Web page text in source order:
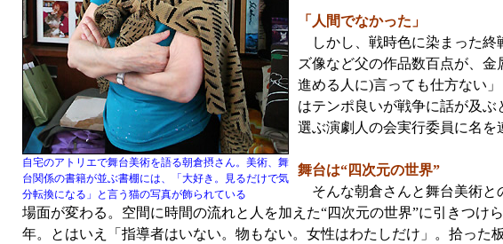
自宅のアトリエで舞台美術を語る朝倉摂さん。美術、舞
台関係の書籍が並ぶ書棚には、「大好き。見るだけで気
分転換になる」と言う猫の写真が飾られている
「人間でなかった」
しかし、戦時色に染まった終
ズ像など父の作品数百点が、
進める人に)言っても仕方ない
はテンポ良いが戦争に話が及
選ぶ演劇人の会実行委員に名を
舞台は“四次元の世界”
そんな朝倉さんと舞台美術と
場面が変わる。空間に時間の流れと人を加えた“四次元の世界”に引きつ
年。とはいえ「指導者はいない。物もない。女性はわたしだけ」。拾っ